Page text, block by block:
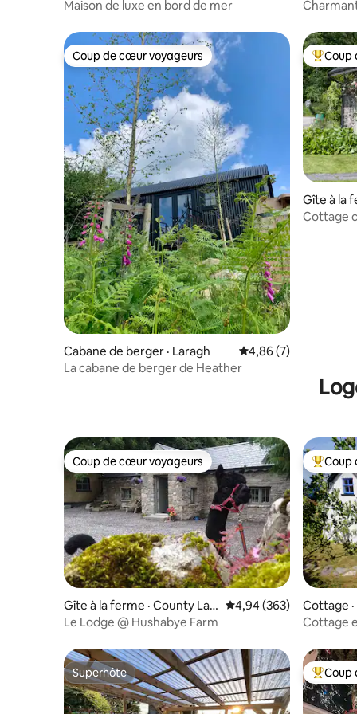
Maison de luxe en bord de mer
Coup de cœur voyageurs
Coup de cœur voyageurs
Cabane de berger · Laragh Note moyenne de
4,86 (7)
La cabane de berger de Heather
Coup
Coup
Gîte à la
Cottage
Coup de cœur voyageurs
Coup de cœur voyageurs
Gîte à la ferme · County Laoi
s
Note moyenne de 4,94
4,94 (363)
Le Lodge @ Hushabye Farm
Coup
Coup
Cottage
Cottage
Superhôte
Superhôte Coup
Coup